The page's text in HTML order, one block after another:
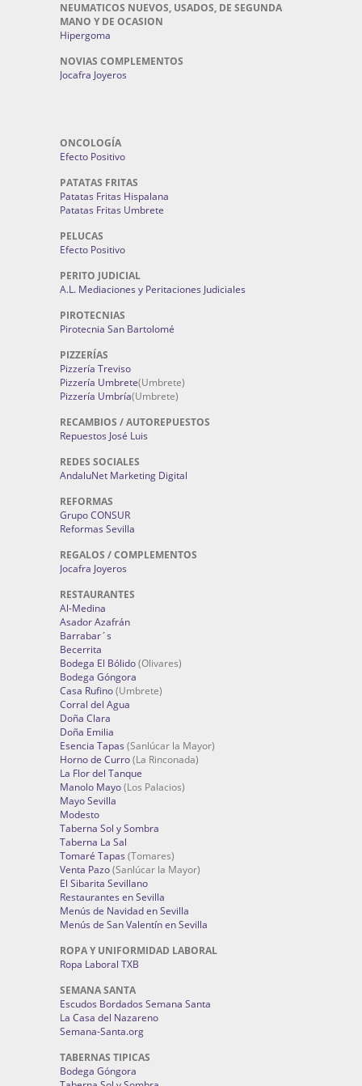
NEUMATICOS NUEVOS, USADOS, DE SEGUNDA
MANO Y DE OCASION
Hipergoma
NOVIAS COMPLEMENTOS
Jocafra Joyeros
ONCOLOGÍA
Efecto Positivo
PATATAS FRITAS
Patatas Fritas Hispalana
Patatas Fritas Umbrete
PELUCAS
Efecto Positivo
PERITO JUDICIAL
A.L. Mediaciones y Peritaciones Judiciales
PIROTECNIAS
Pirotecnia San Bartolomé
PIZZERÍAS
Pizzería Treviso
Pizzería Umbrete(Umbrete)
Pizzería Umbría(Umbrete)
RECAMBIOS / AUTOREPUESTOS
Repuestos José Luis
REDES SOCIALES
AndaluNet Marketing Digital
REFORMAS
Grupo CONSUR
Reformas Sevilla
REGALOS / COMPLEMENTOS
Jocafra Joyeros
RESTAURANTES
Al-Medina
Asador Azafrán
Barrabar´s
Becerrita
Bodega El Bólido(Olivares)
Bodega Góngora
Casa Rufino(Umbrete)
Corral del Agua
Doña Clara
Doña Emilia
Esencia Tapas (Sanlúcar la Mayor)
Horno de Curro(La Rinconada)
La Flor del Tanque
Manolo Mayo(Los Palacios)
Mayo Sevilla
Modesto
Taberna Sol y Sombra
Taberna La Sal
Tomaré Tapas (Tomares)
Venta Pazo(Sanlúcar la Mayor)
El Sibarita Sevillano
Restaurantes en Sevilla
Menús de Navidad en Sevilla
Menús de San Valentín en Sevilla
ROPA Y UNIFORMIDAD LABORAL
Ropa Laboral TXB
SEMANA SANTA
Escudos Bordados Semana Santa
La Casa del Nazareno
Semana-Santa.org
TABERNAS TIPICAS
Bodega Góngora